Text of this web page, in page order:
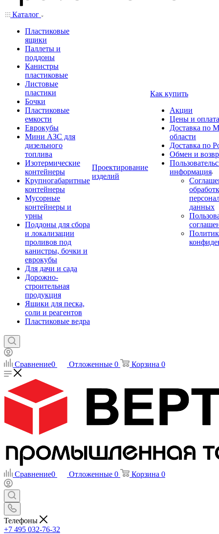
Каталог
Пластиковые
ящики
Паллеты и
поддоны
Канистры
пластиковые
Листовые
пластики
Бочки
Пластиковые
емкости
Еврокубы
Мини АЗС для
дизельного
топлива
Изотермические
контейнеры
Крупногабаритные
контейнеры
Мусорные
контейнеры и
урны
Поддоны для сбора
и локализации
проливов под
канистры, бочки и
еврокубы
Для дачи и сада
Дорожно-
строительная
продукция
Ящики для песка,
соли и реагентов
Пластиковые ведра
Проектирование
изделий
Как купить
Акции
Цены и оплата
Доставка по
области
Доставка по
Обмен и
информация
данных
Сравнение0 Отложенные 0 Корзина 0
Сравнение0 Отложенные 0 Корзина 0
Телефоны
+7 495 032-76-32